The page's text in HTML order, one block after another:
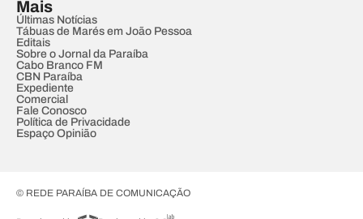
Mais
Últimas Notícias
Tábuas de Marés em João Pessoa
Editais
Sobre o Jornal da Paraíba
Cabo Branco FM
CBN Paraíba
Expediente
Comercial
Fale Conosco
Política de Privacidade
Espaço Opinião
© REDE PARAÍBA DE COMUNICAÇÃO